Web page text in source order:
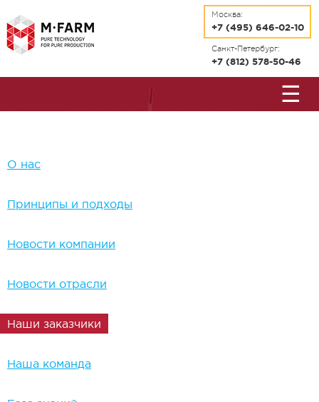
Москва:
+7 (495) 646-02-10
Санкт-Петербург:
+7 (812) 578-50-46
☰
О нас
Принципы и подходы
Новости компании
Новости отрасли
Наши заказчики
Наша команда